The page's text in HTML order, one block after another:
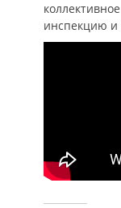
инспекцию и